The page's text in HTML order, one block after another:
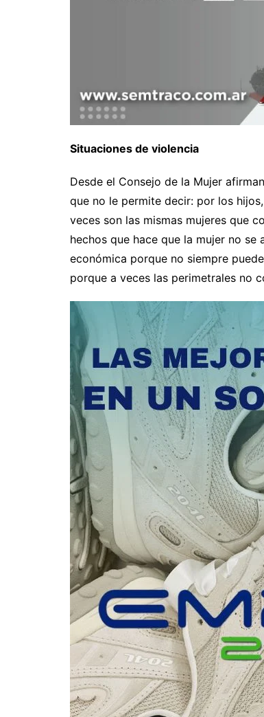
Situaciones de violencia
Desde el Consejo de la Mujer
que no le permite decir: por los
veces son las mismas mujeres que
hechos que hace que la mujer no se
económica porque no siempre
porque a veces las perimetrales no